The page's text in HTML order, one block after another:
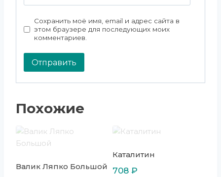
Сохранить моё имя, email и адрес сайта в
этом браузере для последующих моих
комментариев.
Похожие
Валик Ляпко Большой
Каталитин
708 ₽